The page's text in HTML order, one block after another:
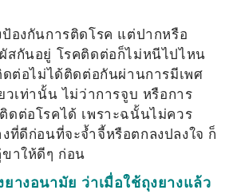
องกันการติดโรค แต่ปากหรือ
สกันอยู่ โรคติดต่อก็ไม่หนีไปไหน
ต่อไม่ได้ติดต่อกันผ่านการมีเพศ
วเท่านั้นไม่ว่าการจูบ หรือการ
ดต่อโรคได้ เพราะฉนั้นไม่ควร
ที่ดีก่อนที่จะจ้ำจี้หรือตกลงปลงใจ ก็
าให้ดีๆ ก่อน
างอนามัย ว่าเมื่อใช้ถุงยางแล้ว